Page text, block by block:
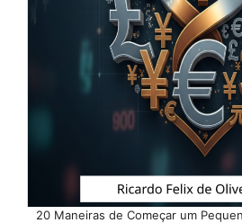
20 Maneiras de Começar um